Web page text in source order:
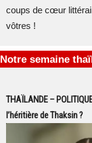
coups de cœur
vôtres !
Notre semaine
THAÏLANDE –
l’héritière de Thaksin ?